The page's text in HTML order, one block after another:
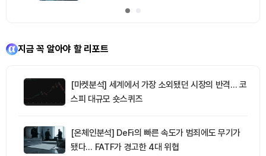
지금 꼭 알아야 할 리포트
[마켓분석] 세계에서 가장 소외됐던 시장의 반격… 코
스피 대규모 숏스퀴즈
[온체인분석] DeFi의 빠른 속도가 범죄에도 무기가
됐다… FATF가 경고한 4대 위협